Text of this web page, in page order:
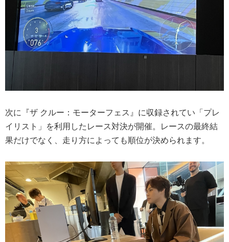
次に『ザ クルー：モーターフェス』に収録されてい「プレ
イリスト」を利用したレース対決が開催。レースの最終結
果だけでなく、走り方によっても順位が決められます。